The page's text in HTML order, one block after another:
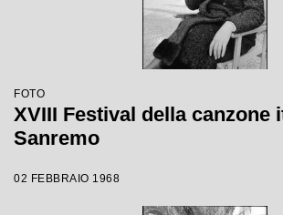
FOTO
XVIII Festival della canzone
Sanremo
02 FEBBRAIO 1968